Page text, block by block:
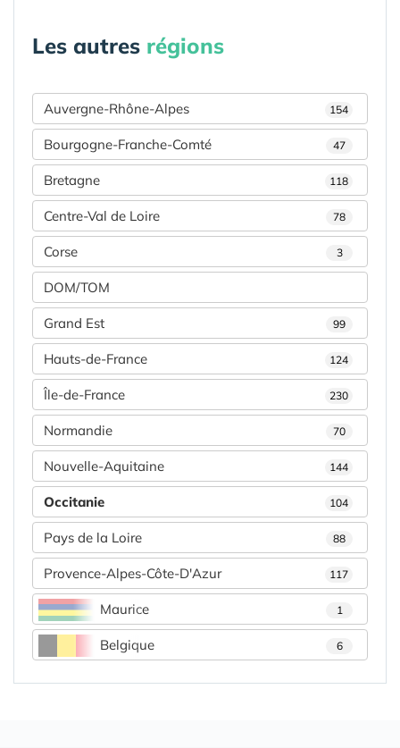
Les autres régions
Auvergne-Rhône-Alpes 154
Bourgogne-Franche-Comté 47
Bretagne 118
Centre-Val de Loire 78
Corse 3
DOM/TOM
Grand Est 99
Hauts-de-France 124
Île-de-France 230
Normandie 70
Nouvelle-Aquitaine 144
Occitanie 104
Pays de la Loire 88
Provence-Alpes-Côte-D'Azur 117
Maurice 1
Belgique 6